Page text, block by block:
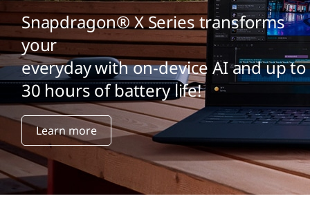
Snapdragon® X Series transforms
your
everyday with on-device AI and up to
30 hours of battery life!
Learn more